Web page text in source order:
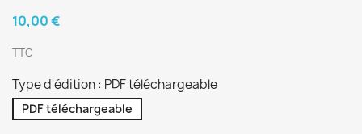
10,00 €
TTC
Type d'édition : PDF téléchargeable
PDF téléchargeable